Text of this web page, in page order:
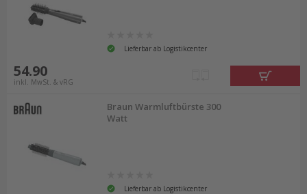
Lieferbar ab Logistikcenter
54.90
inkl. MwSt. & vRG
Braun Warmluftbürste 300
Watt
Lieferbar ab Logistikcenter